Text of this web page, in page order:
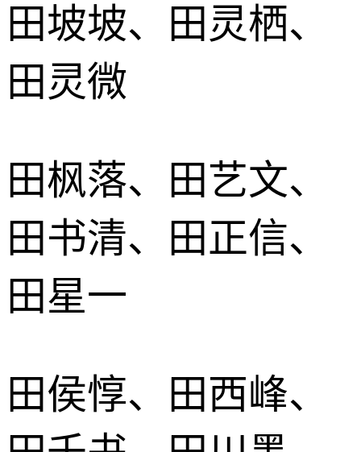
田坡坡、田灵栖、
田灵微
田枫落、田艺文、
田书清、田正信、
田星一
田侯惇、田西峰、